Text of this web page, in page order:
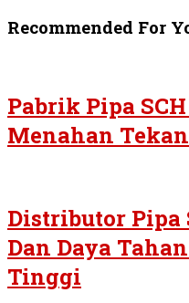
Recommended For
Pabrik Pipa
Menahan
Distributor Pipa
Dan Daya
Tinggi